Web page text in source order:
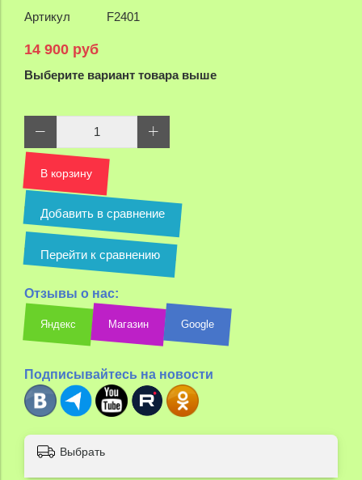
Артикул F2401
14 900 руб
Выберите вариант товара выше
В корзину
Добавить в сравнение
Перейти к сравнению
Отзывы о нас:
Яндекс Магазин Google
Подписывайтесь на новости
Выбрать